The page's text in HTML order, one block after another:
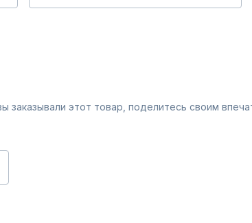
заказывали этот товар, поделитесь своим